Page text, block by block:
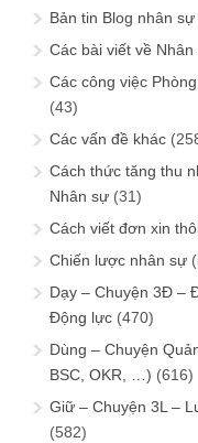
Bản tin Blog nhân sự
Các bài viết về Nhân
Các công việc
(43)
Các vấn đề khác
Cách thức tăng thu
Nhân sự (31)
Cách viết đơn xin
Chiến lược nhân sự
Dạy – Chuyện 3Đ –
Động lực (470)
Dùng – Chuyện
BSC, OKR, …) (616)
Giữ – Chuyện 3L –
(582)